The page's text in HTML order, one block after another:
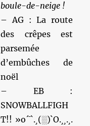
boule-de-neige !
– AG : La route
des crêpes est
parsemée
d’embûches de
noël
– EB :
SNOWBALLFIGH
T!! »o´¯`.¸(░)`O.¸¸.¸.